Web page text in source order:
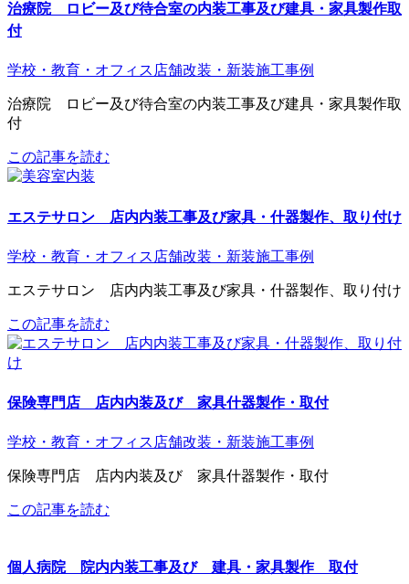
治療院 ロビー及び待合室の内装工事及び建具・家具製作取
付
学校・教育・オフィス 店舗改装・新装施工事例
治療院 ロビー及び待合室の内装工事及び建具・家具製作取
付
この記事を読む
エステサロン 店内内装工事及び家具・什器製作、取り付け
学校・教育・オフィス 店舗改装・新装施工事例
エステサロン 店内内装工事及び家具・什器製作、取り付け
この記事を読む
保険専門店 店内内装及び 家具什器製作・取付
学校・教育・オフィス 店舗改装・新装施工事例
保険専門店 店内内装及び 家具什器製作・取付
この記事を読む
個人病院 院内内装工事及び 建具・家具製作 取付